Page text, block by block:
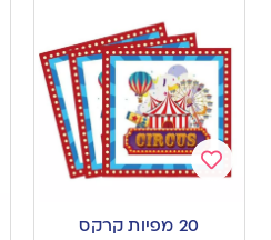
20 מפיות קרקס